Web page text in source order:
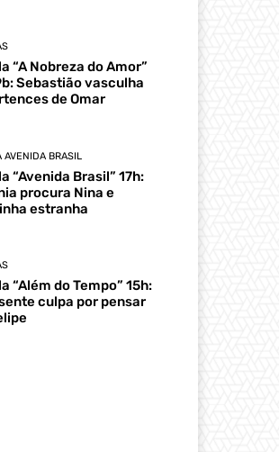
“A Nobreza do Amor”
Sebastião vasculha
de Omar
AVENIDA BRASIL
“Avenida Brasil” 17h:
procura Nina e
estranha
“Além do Tempo” 15h:
culpa por pensar